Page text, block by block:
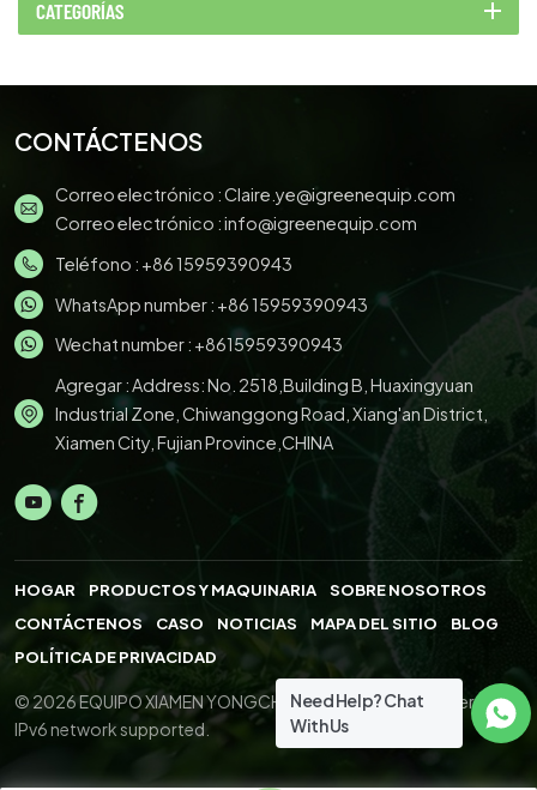
CATEGORÍAS
CONTÁCTENOS
Correo electrónico :Claire.ye@igreenequip.com
Correo electrónico :info@igreenequip.com
Teléfono : +86 15959390943
WhatsApp number : +86 15959390943
Wechat number : +8615959390943
Agregar : Address: No. 2518,Building B, Huaxingyuan
Industrial Zone, Chiwanggong Road, Xiang'an District,
Xiamen City, Fujian Province,CHINA
HOGAR PRODUCTOS Y MAQUINARIA
SOBRE NOSOTROS
CONTÁCTENOS
CASO NOTICIAS MAPA DEL SITIO
BLOG
POLÍTICA DE PRIVACIDAD
© 2026 EQUIPO XIAMEN YONGCHENG.,LTD. All Right Reserved.
IPv6 network supported.
Need Help? Chat
With Us